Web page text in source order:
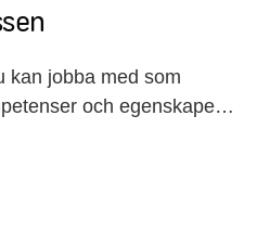
kan jobba med som
och egenskaper